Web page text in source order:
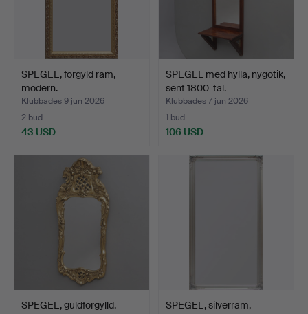
SPEGEL, förgyld ram,
modern.
Klubbades 9 jun 2026
2 bud
43 USD
SPEGEL med hylla, nygotik,
sent 1800-tal.
Klubbades 7 jun 2026
1 bud
106 USD
SPEGEL, guldförgylld.
SPEGEL, silverram,